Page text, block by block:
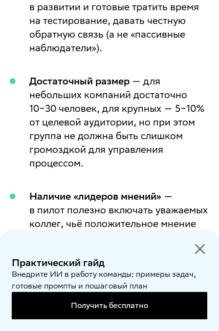
Практический гайд
Внедрите ИИ в работу команды: примеры задач,
готовые промпты и пошаговый план
Получить бесплатно
в развитии и готовые тратить время
на тестирование, давать честную
обратную связь (а не «пассивные
наблюдатели»).
Достаточный размер — для
небольших компаний достаточно
10−30 человек, для крупных — 5−10%
от целевой аудитории, но при этом
группа не должна быть слишком
громоздкой для управления
процессом.
Наличие «лидеров мнений» —
в пилот полезно включать уважаемых
коллег, чьё положительное мнение
Готовность к итерациям— участники
интервью и доработки;